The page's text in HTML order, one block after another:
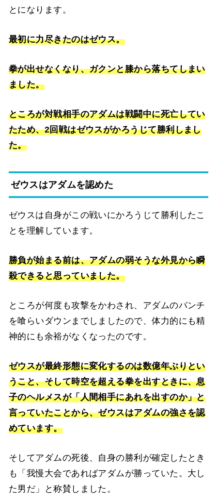
とになります。
最初に力尽きたのはゼウス。
拳が出せなくなり、ガクンと膝から落ちてしまい
ました。
ところが対戦相手のアダムは戦闘中に死亡してい
たため、2回戦はゼウスがかろうじて勝利しまし
た。
ゼウスはアダムを認めた
ゼウスは自身がこの戦いにかろうじて勝利したこ
とを理解しています。
勝負が始まる前は、アダムの弱そうな外見から瞬
殺できると思っていました。
ところが何度も攻撃をかわされ、アダムのパンチ
を喰らいダウンまでしましたので、体力的にも精
神的にも余裕がなくなったのです。
ゼウスが最終形態に変化するのは数億年ぶりとい
うこと、そして時空を超える拳を出すときに、息
子のヘルメスが「人間相手にあれを出すのか」と
言っていたことから、ゼウスはアダムの強さを認
めています。
そしてアダムの死後、自身の勝利が確定したとき
も「我慢大会であればアダムが勝っていた。大し
た男だ」と称賛しました。